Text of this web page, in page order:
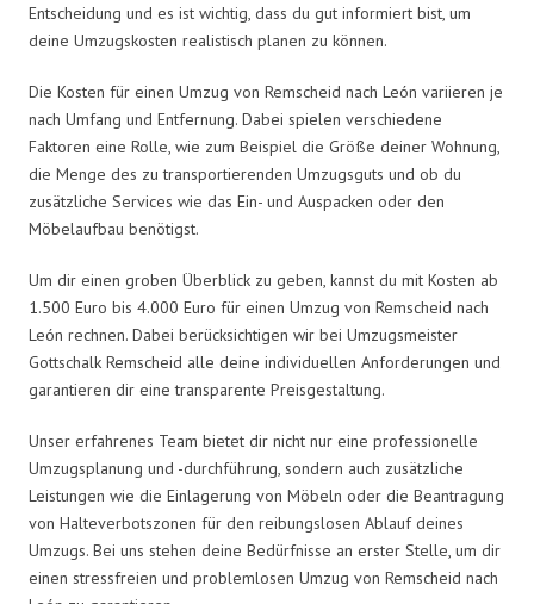
Entscheidung und es ist wichtig, dass du gut informiert bist, um
deine Umzugskosten realistisch planen zu können.
Die Kosten für einen Umzug von Remscheid nach León variieren je
nach Umfang und Entfernung. Dabei spielen verschiedene
Faktoren eine Rolle, wie zum Beispiel die Größe deiner Wohnung,
die Menge des zu transportierenden Umzugsguts und ob du
zusätzliche Services wie das Ein- und Auspacken oder den
Möbelaufbau benötigst.
Um dir einen groben Überblick zu geben, kannst du mit Kosten ab
1.500 Euro bis 4.000 Euro für einen Umzug von Remscheid nach
León rechnen. Dabei berücksichtigen wir bei Umzugsmeister
Gottschalk Remscheid alle deine individuellen Anforderungen und
garantieren dir eine transparente Preisgestaltung.
Unser erfahrenes Team bietet dir nicht nur eine professionelle
Umzugsplanung und -durchführung, sondern auch zusätzliche
Leistungen wie die Einlagerung von Möbeln oder die Beantragung
von Halteverbotszonen für den reibungslosen Ablauf deines
Umzugs. Bei uns stehen deine Bedürfnisse an erster Stelle, um dir
einen stressfreien und problemlosen Umzug von Remscheid nach